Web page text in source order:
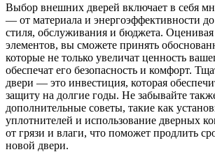
Выбор внешних дверей включает в себя
— от материала и энергоэффективности до
стиля, обслуживания и бюджета.
элементов, вы сможете принять
которые не только увеличат ценность
обеспечат его безопасность и комфорт.
двери — это инвестиция, которая
защиту на долгие годы. Не забывайте
дополнительные советы, такие как
уплотнителей и использование дверных
от грязи и влаги, что поможет продлить
новой двери.